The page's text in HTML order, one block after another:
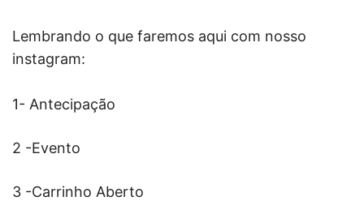
Lembrando o que faremos aqui com nosso
instagram:
1- Antecipação
2 -Evento
3 -Carrinho Aberto